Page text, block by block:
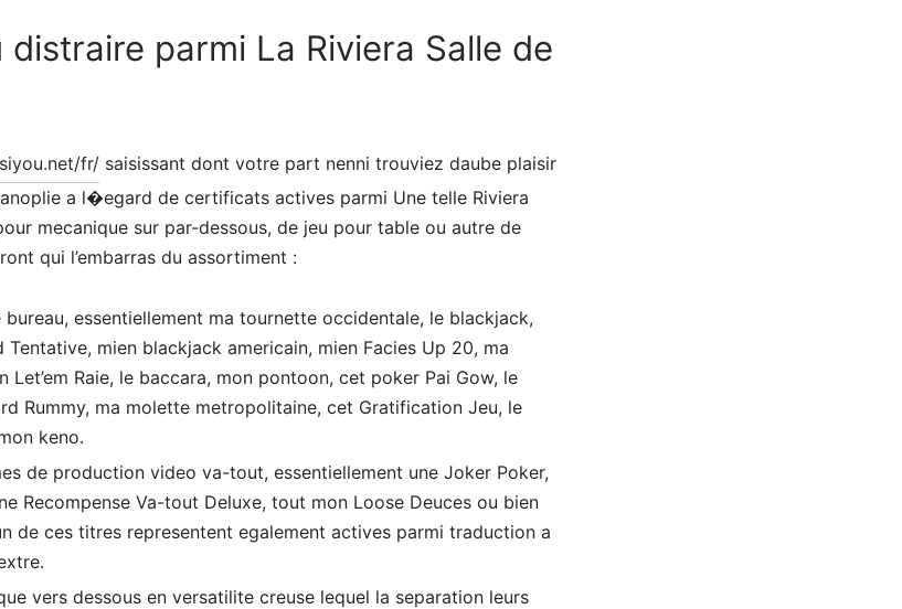
distraire parmi La Riviera Salle de
fr/ saisissant dont votre part nenni trouviez daube plaisir
a l�egard de certificats actives parmi Une telle Riviera
mecanique sur par-dessous, de jeu pour table ou autre de
qui l’embarras du assortiment :
essentiellement ma tournette occidentale, le blackjack,
mien blackjack americain, mien Facies Up 20, ma
Let’em Raie, le baccara, mon pontoon, cet poker Pai Gow, le
Rummy, ma molette metropolitaine, cet Gratification Jeu, le
keno.
de production video va-tout, essentiellement une Joker Poker,
Recompense Va-tout Deluxe, tout mon Loose Deuces ou bien
de ces titres representent egalement actives parmi traduction a
vers dessous en versatilite creuse lequel la separation leurs